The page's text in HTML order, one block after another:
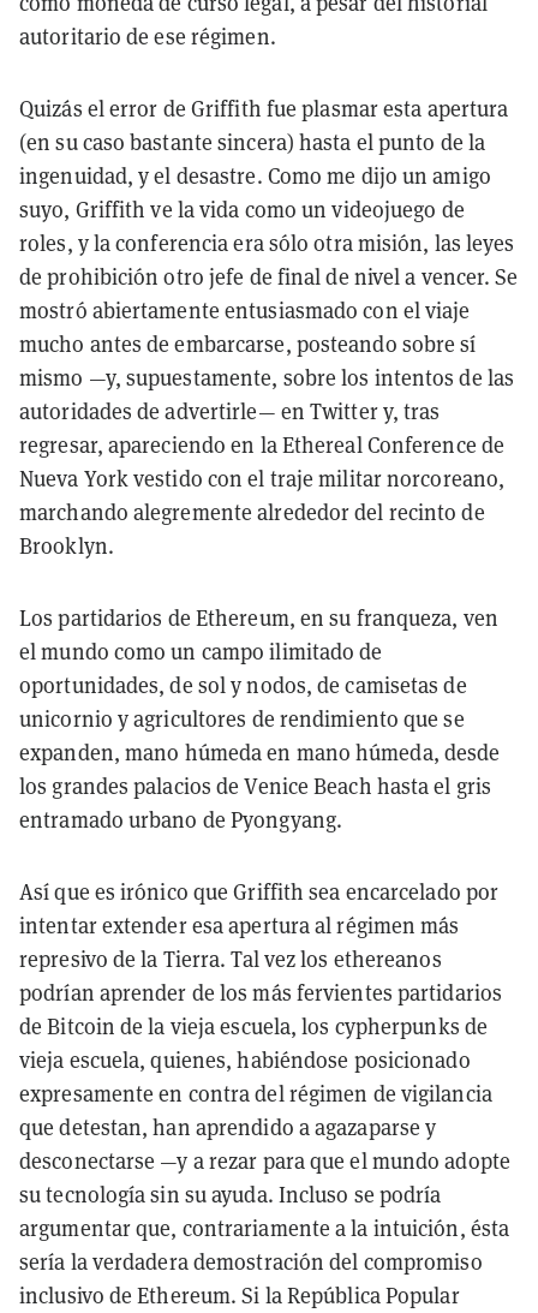
autoritario de ese régimen.
Quizás el error de Griffith fue plasmar esta apertura
(en su caso bastante sincera) hasta el punto de la
ingenuidad, y el desastre. Como me dijo un amigo
suyo, Griffith ve la vida como un videojuego de
roles, y la conferencia era sólo otra misión, las leyes
de prohibición otro jefe de final de nivel a vencer. Se
mostró abiertamente entusiasmado con el viaje
mucho antes de embarcarse, posteando sobre sí
mismo —y, supuestamente, sobre los intentos de las
autoridades de advertirle— en Twitter y, tras
regresar, apareciendo en la Ethereal Conference de
Nueva York vestido con el traje militar norcoreano,
marchando alegremente alrededor del recinto de
Brooklyn.
Los partidarios de Ethereum, en su franqueza, ven
el mundo como un campo ilimitado de
oportunidades, de sol y nodos, de camisetas de
unicornio y agricultores de rendimiento que se
expanden, mano húmeda en mano húmeda, desde
los grandes palacios de Venice Beach hasta el gris
entramado urbano de Pyongyang.
Así que es irónico que Griffith sea encarcelado por
intentar extender esa apertura al régimen más
represivo de la Tierra. Tal vez los ethereanos
podrían aprender de los más fervientes partidarios
de Bitcoin de la vieja escuela, los cypherpunks de
vieja escuela, quienes, habiéndose posicionado
expresamente en contra del régimen de vigilancia
que detestan, han aprendido a agazaparse y
desconectarse —y a rezar para que el mundo adopte
su tecnología sin su ayuda. Incluso se podría
argumentar que, contrariamente a la intuición, ésta
sería la verdadera demostración del compromiso
inclusivo de Ethereum. Si la República Popular